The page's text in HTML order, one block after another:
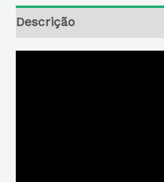
Descrição